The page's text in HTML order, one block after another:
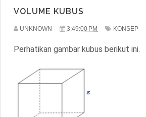
VOLUME KUBUS
UNKNOWN 3:49:00 PM KONSEP
Perhatikan gambar kubus berikut ini.